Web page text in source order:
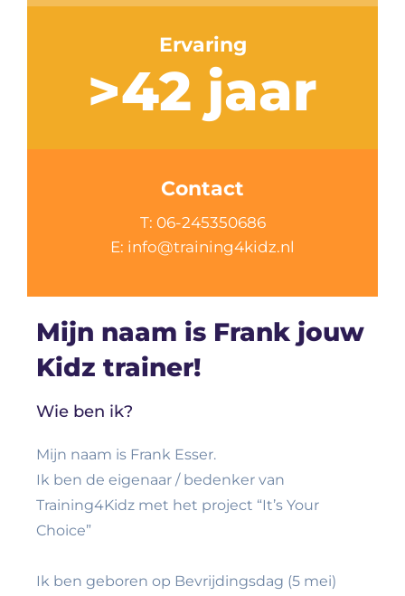
Ervaring
>42 jaar
Contact
T: 06-245350686
E: info@training4kidz.nl
Mijn naam is Frank jouw
Kidz trainer!
Wie ben ik?
Mijn naam is Frank Esser.
Ik ben de eigenaar / bedenker van
Training4Kidz met het project “It’s Your
Choice”
Ik ben geboren op Bevrijdingsdag (5 mei)